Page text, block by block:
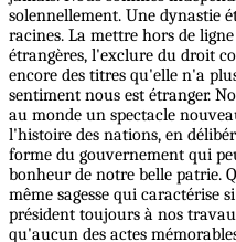
solennellement. Une dynastie
racines. La mettre hors de
étrangères, l'exclure du droit
encore des titres qu'elle n'a
sentiment nous est étranger.
au monde un spectacle
l'histoire des nations, en
forme du gouvernement qui
bonheur de notre belle patrie.
même sagesse qui caractérise
président toujours à nos
qu'aucun des actes